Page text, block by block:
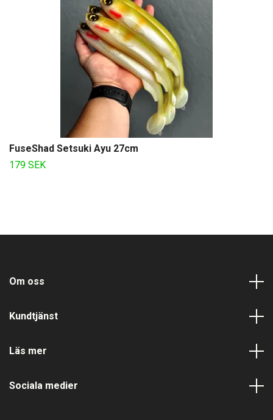
FuseShad Setsuki Ayu 27cm
179 SEK
Om oss
Kundtjänst
Läs mer
Sociala medier